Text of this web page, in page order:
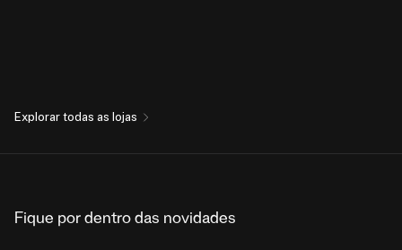
Explorar todas as lojas
Fique por dentro das novidades